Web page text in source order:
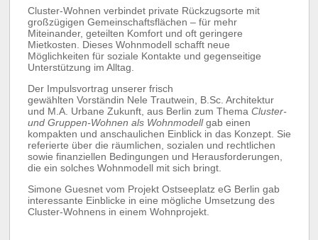
Cluster-Wohnen verbindet private Rückzugsorte mit
großzügigen Gemeinschaftsflächen – für mehr
Miteinander, geteilten Komfort und oft geringere
Mietkosten. Dieses Wohnmodell schafft neue
Möglichkeiten für soziale Kontakte und gegenseitige
Unterstützung im Alltag.
Der Impulsvortrag unserer frisch
gewählten Vorständin Nele Trautwein, B.Sc. Architektur
und M.A. Urbane Zukunft, aus Berlin zum Thema Cluster-
und Gruppen-Wohnen als Wohnmodellgab einen
kompakten und anschaulichen Einblick in das Konzept. Sie
referierte über die räumlichen, sozialen und rechtlichen
sowie finanziellen Bedingungen und Herausforderungen,
die ein solches Wohnmodell mit sich bringt.
Simone Guesnet vom Projekt Ostseeplatz eG Berlin gab
interessante Einblicke in eine mögliche Umsetzung des
Cluster-Wohnens in einem Wohnprojekt.